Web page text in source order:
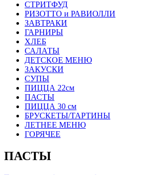
СТРИТФУД
РИЗОТТО и РАВИОЛЛИ
ЗАВТРАКИ
ГАРНИРЫ
ХЛЕБ
САЛАТЫ
ДЕТСКОЕ МЕНЮ
ЗАКУСКИ
СУПЫ
ПИЦЦА 22см
ПАСТЫ
ПИЦЦА 30 см
БРУСКЕТЫ/ТАРТИНЫ
ЛЕТНЕЕ МЕНЮ
ГОРЯЧЕЕ
ПАСТЫ